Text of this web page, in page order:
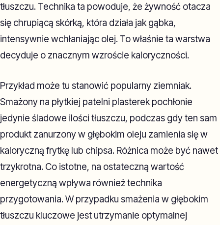
tłuszczu. Technika ta powoduje, że żywność otacza
się chrupiącą skórką, która działa jak gąbka,
intensywnie wchłaniając olej. To właśnie ta warstwa
decyduje o znacznym wzroście kaloryczności.
Przykład może tu stanowić popularny ziemniak.
Smażony na płytkiej patelni plasterek pochłonie
jedynie śladowe ilości tłuszczu, podczas gdy ten sam
produkt zanurzony w głębokim oleju zamienia się w
kaloryczną frytkę lub chipsa. Różnica może być nawet
trzykrotna. Co istotne, na ostateczną wartość
energetyczną wpływa również technika
przygotowania. W przypadku smażenia w głębokim
tłuszczu kluczowe jest utrzymanie optymalnej